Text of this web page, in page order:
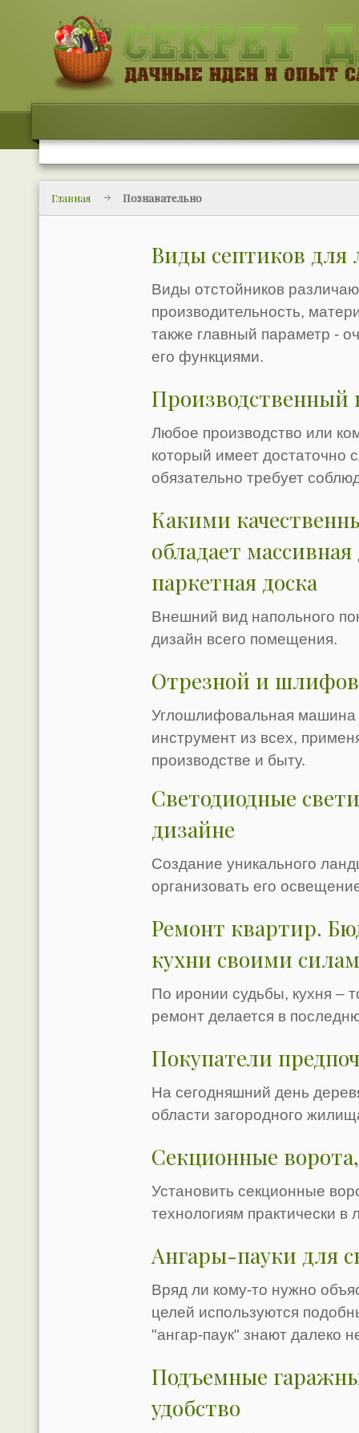
Главная Познавательно
Виды септиков для
Виды отстойников
производительность,
также главный параметр -
его функциями.
Производственный
Любое производство или
который имеет достаточно
обязательно требует
Какими
обладает
паркетная доска
Внешний вид напольного
дизайн всего помещения.
Отрезной и
Углошлифовальная машина
инструмент из всех,
производстве и быту.
Светодиодные
дизайне
Создание уникального
организовать его
Ремонт квартир.
кухни своими
По иронии судьбы, кухня –
ремонт делается в
Покупатели
На сегодняшний день
области загородного
Секционные
Установить секционные
технологиям практически
Ангары-пауки для
Вряд ли кому-то нужно
целей используются
"ангар-паук" знают далеко
Подъемные
удобство